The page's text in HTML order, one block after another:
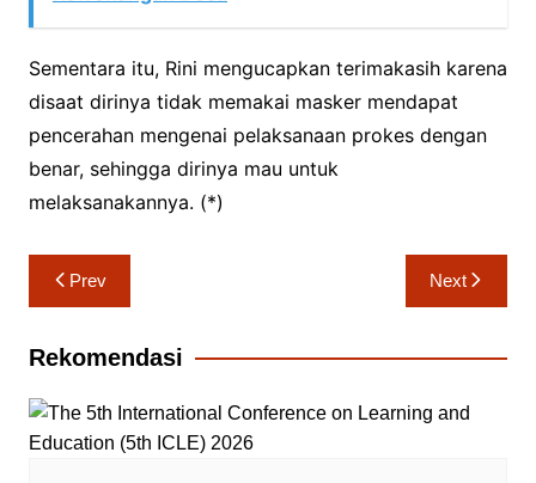
Sementara itu, Rini mengucapkan terimakasih karena
disaat dirinya tidak memakai masker mendapat
pencerahan mengenai pelaksanaan prokes dengan
benar, sehingga dirinya mau untuk
melaksanakannya. (*)
Navigasi
pos
Prev Next
Rekomendasi